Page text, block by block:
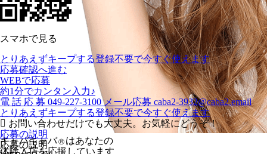
キャバキャバⓇ はあなたの
体験入店を応援しています
スマホで見る
とりあえずキープする登録不要で今すぐ使えます
応募確認へ進む
WEBで応募
約1分でカンタン入力♪
電 話 応 募 049-227-3100 メール応募 caba2-3932@caba2.email
とりあえずキープする登録不要で今すぐ使えます
お問い合わせだけでも大丈夫。お気軽にどうぞ！
応募の説明
応募の説明